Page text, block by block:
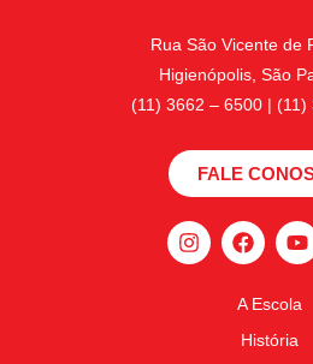
Rua São Vicente de
Higienópolis, São
(11) 3662 – 6500 | (11)
FALE
A Escola
História